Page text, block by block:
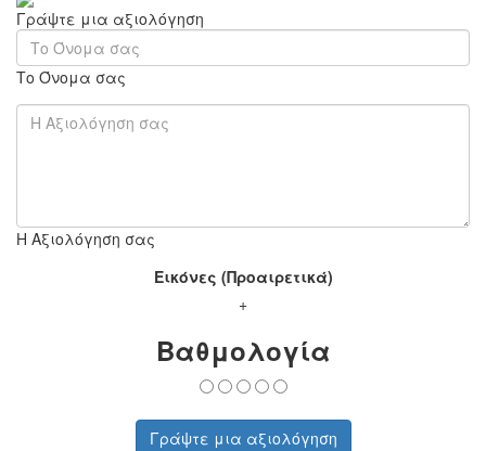
Γράψτε μια αξιολόγηση
Το Όνομα σας
Η Αξιολόγηση σας
Εικόνες (Προαιρετικά)
+
Βαθμολογία
Γράψτε μια αξιολόγηση